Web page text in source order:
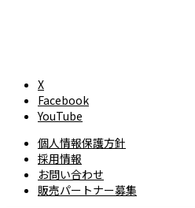
X
Facebook
YouTube
個人情報保護方針
採用情報
お問い合わせ
販売パートナー募集